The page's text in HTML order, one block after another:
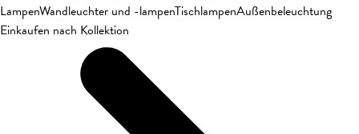
LampenWandleuchter und -lampenTischlampenAußenbeleuchtung
Einkaufen nach Kollektion